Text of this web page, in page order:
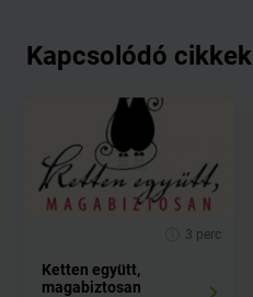
Kapcsolódó cikkek
3 perc
Ketten együtt,
magabiztosan